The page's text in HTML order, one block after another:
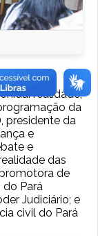
realidade,
da
presidente da
e
e
das
de
Pará
Judiciário; e
civil do Pará